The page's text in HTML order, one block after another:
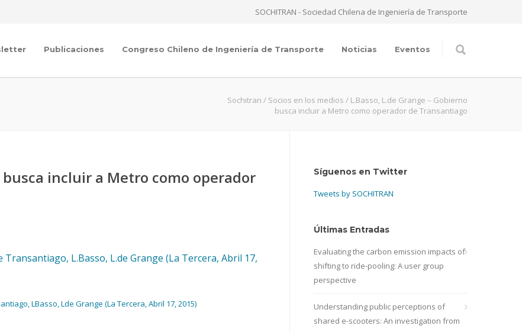
SOCHITRAN - Sociedad Chilena de Ingeniería de Transporte
Publicaciones Congreso Chileno de Ingeniería de Transporte Noticias Eventos
Sochitran / Socios en los medios / L.Basso, L.de Grange – Gobierno
busca incluir a Metro como operador de Transantiago
busca incluir a Metro como operador
L.Basso, L.de Grange (La Tercera, Abril 17,
LBasso, Lde Grange (La Tercera, Abril 17, 2015)
Síguenos en Twitter
Tweets by SOCHITRAN
Últimas Entradas
Evaluating the carbon emission impacts of
shifting to ride-pooling: A user group
perspective
Understanding public perceptions of
shared e-scooters: An investigation from